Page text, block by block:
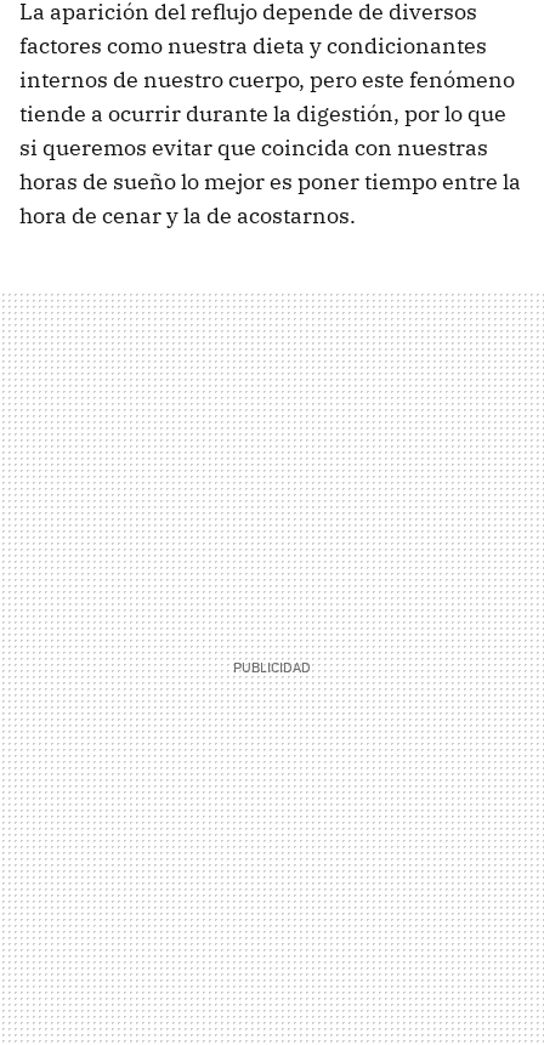
La aparición del reflujo depende de diversos
factores como nuestra dieta y condicionantes
internos de nuestro cuerpo, pero este fenómeno
tiende a ocurrir durante la digestión, por lo que
si queremos evitar que coincida con nuestras
horas de sueño lo mejor es poner tiempo entre la
hora de cenar y la de acostarnos.